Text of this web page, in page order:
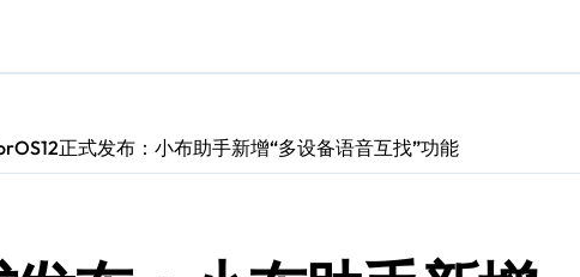
学新境界
秘籍揭秘
新玩法
正式发布：小布助手新增“多设备语音互找”功能